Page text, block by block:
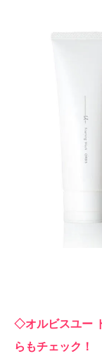
◇オルビスユー
らもチェック！